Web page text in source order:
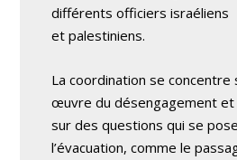
différents officiers israéliens
et palestiniens.
La coordination se concentre
œuvre du désengagement et
sur des questions qui se
l’évacuation, comme le